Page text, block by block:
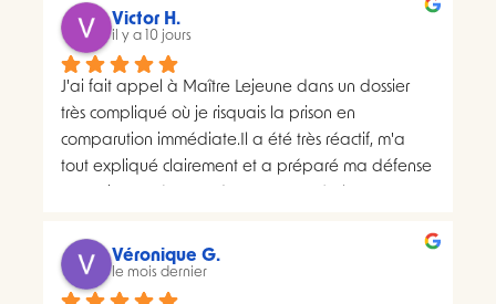
distributions à deux dates différentes, ce qui me
semblait présenter une anomalie nécessitant une
analyse juridique.Après avoir consulté les
nombreux avis positifs concernant Maître Lejeune,
je lui ai envoyé par courriel l’intégralité de mon
dossier. Je lui ai également demandé, à plusieurs
reprises, de m’indiquer clairement le montant de
proposé un rendez-vous de 30 minutes facturé
200 euros. Pourtant, il disposait déjà de toutes les
Victor H.
il y a 10 jours
J'ai fait appel à Maître Lejeune dans un dossier
très compliqué où je risquais la prison en
comparution immédiate.Il a été très réactif, m'a
tout expliqué clairement et a préparé ma défense
sérieux, humain et très investi. Merci encore pour
tout, je le recommande sans hésiter.
Véronique G.
le mois dernier